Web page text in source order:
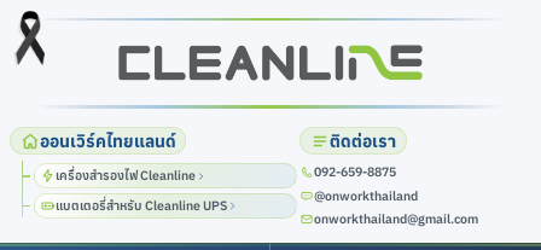
ออนเวิร์คไทยแลนด์
เครื่องสำรองไฟ Cleanline
แบตเตอรี่สำหรับ Cleanline UPS
ติดต่อเรา
@onworkthailand
onworkthailand@gmail.com